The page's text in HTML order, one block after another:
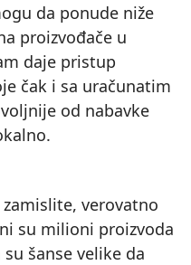
da ponude niže
proizvođače u
daje pristup
čak i sa uračunatim
od nabavke
verovatno
su milioni proizvoda
šanse velike da